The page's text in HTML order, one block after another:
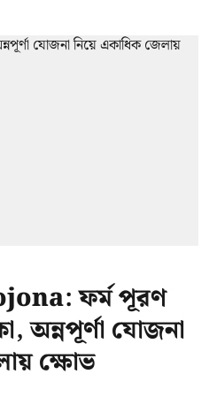
ফর্ম পূরণ
অন্নপূর্ণা যোজনা
ক্ষোভ